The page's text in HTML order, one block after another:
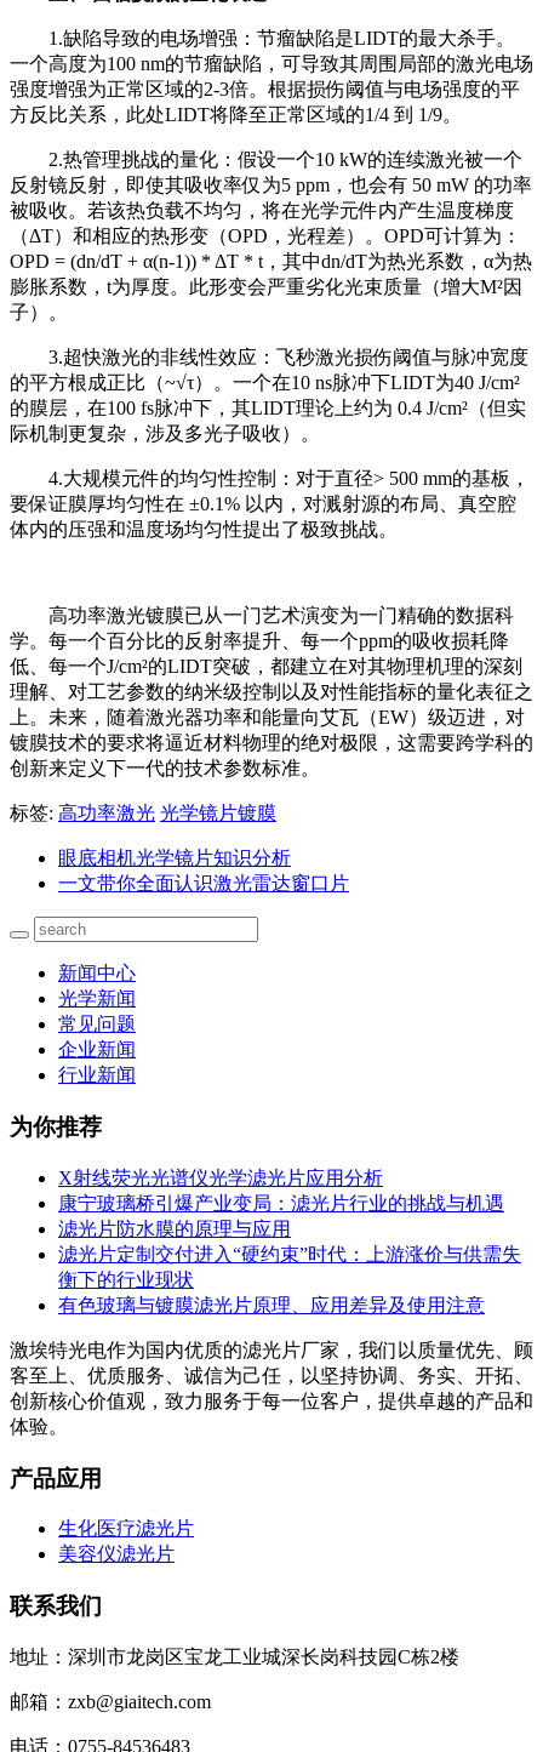
1.缺陷导致的电场增强：节瘤缺陷是LIDT的最大杀手。
一个高度为100 nm的节瘤缺陷，可导致其周围局部的激光电场
强度增强为正常区域的2-3倍。根据损伤阈值与电场强度的平
方反比关系，此处LIDT将降至正常区域的1/4 到 1/9。
2.热管理挑战的量化：假设一个10 kW的连续激光被一个
反射镜反射，即使其吸收率仅为5 ppm，也会有 50 mW 的功率
被吸收。若该热负载不均匀，将在光学元件内产生温度梯度
（ΔT）和相应的热形变（OPD，光程差）。OPD可计算为：
OPD = (dn/dT + α(n-1)) * ΔT * t，其中dn/dT为热光系数，α为热
膨胀系数，t为厚度。此形变会严重劣化光束质量（增大M²因
子）。
3.超快激光的非线性效应：飞秒激光损伤阈值与脉冲宽度
的平方根成正比（~√τ）。一个在10 ns脉冲下LIDT为40 J/cm²
的膜层，在100 fs脉冲下，其LIDT理论上约为 0.4 J/cm²（但实
际机制更复杂，涉及多光子吸收）。
4.大规模元件的均匀性控制：对于直径> 500 mm的基板，
要保证膜厚均匀性在 ±0.1% 以内，对溅射源的布局、真空腔
体内的压强和温度场均匀性提出了极致挑战。
高功率激光镀膜已从一门艺术演变为一门精确的数据科
学。每一个百分比的反射率提升、每一个ppm的吸收损耗降
低、每一个J/cm²的LIDT突破，都建立在对其物理机理的深刻
理解、对工艺参数的纳米级控制以及对性能指标的量化表征之
上。未来，随着激光器功率和能量向艾瓦（EW）级迈进，对
镀膜技术的要求将逼近材料物理的绝对极限，这需要跨学科的
创新来定义下一代的技术参数标准。
标签: 高功率激光 光学镜片镀膜
眼底相机光学镜片知识分析
一文带你全面认识激光雷达窗口片
新闻中心
光学新闻
常见问题
企业新闻
行业新闻
为你推荐
X射线荧光光谱仪光学滤光片应用分析
康宁玻璃桥引爆产业变局：滤光片行业的挑战与机遇
滤光片防水膜的原理与应用
滤光片定制交付进入“硬约束”时代：上游涨价与供需失
衡下的行业现状
有色玻璃与镀膜滤光片原理、应用差异及使用注意
激埃特光电作为国内优质的滤光片厂家，我们以质量优先、顾
客至上、优质服务、诚信为己任，以坚持协调、务实、开拓、
创新核心价值观，致力服务于每一位客户，提供卓越的产品和
体验。
产品应用
生化医疗滤光片
美容仪滤光片
联系我们
地址：深圳市龙岗区宝龙工业城深长岗科技园C栋2楼
邮箱：zxb@giaitech.com
电话：0755-84536483